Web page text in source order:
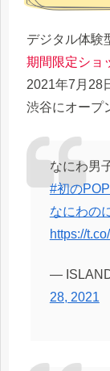
デジタル体験
期間限定ショ
2021年7月28
渋谷にオープ
なにわ男
#初の
なにわの
https://
—
28, 2021